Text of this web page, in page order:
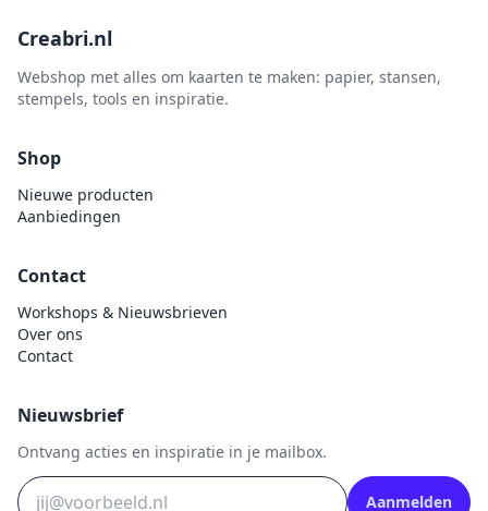
Creabri.nl
Webshop met alles om kaarten te maken: papier, stansen,
stempels, tools en inspiratie.
Shop
Nieuwe producten
Aanbiedingen
Contact
Workshops & Nieuwsbrieven
Over ons
Contact
Nieuwsbrief
Ontvang acties en inspiratie in je mailbox.
Aanmelden